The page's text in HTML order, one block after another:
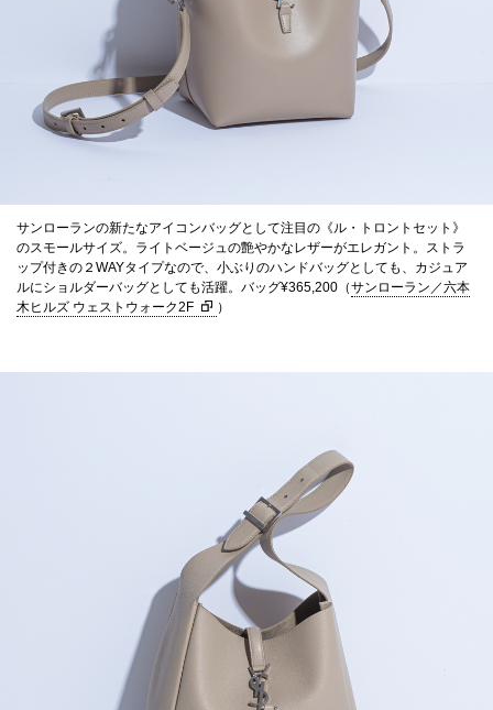
サンローランの新たなアイコンバッグとして注目の《ル・トロントセット》
のスモールサイズ。ライトベージュの艶やかなレザーがエレガント。ストラ
ップ付きの２WAYタイプなので、小ぶりのハンドバッグとしても、カジュア
ルにショルダーバッグとしても活躍。バッグ¥365,200（サンローラン／六本
木ヒルズ ウェストウォーク2F
）